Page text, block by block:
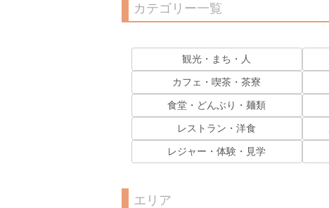
カテゴリー一覧
観光・まち・人
カフェ・喫茶・茶寮
食堂・どんぶり・麺類
レストラン・洋食
レジャー・体験・見学
エリア